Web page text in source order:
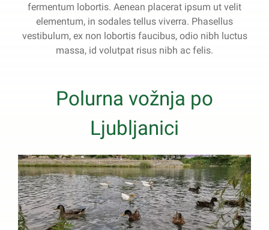
fermentum lobortis. Aenean placerat ipsum ut velit
elementum, in sodales tellus viverra. Phasellus
vestibulum, ex non lobortis faucibus, odio nibh luctus
massa, id volutpat risus nibh ac felis.
Polurna vožnja po
Ljubljanici